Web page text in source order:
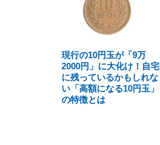
現行の10円玉が「9万
2000円」に大化け！自宅
に残っているかもしれな
い「高額になる10円玉」
の特徴とは